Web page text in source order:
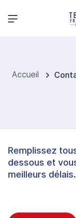
Menu principal
Accueil
Remplissez
dessous et
meilleurs délais.